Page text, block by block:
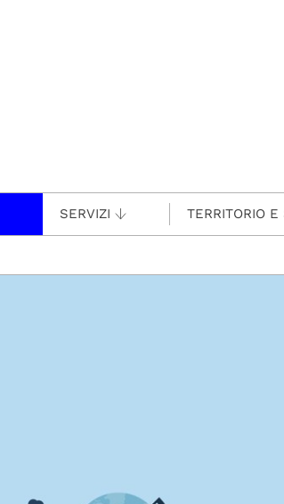
SERVIZI TERRITORIO E